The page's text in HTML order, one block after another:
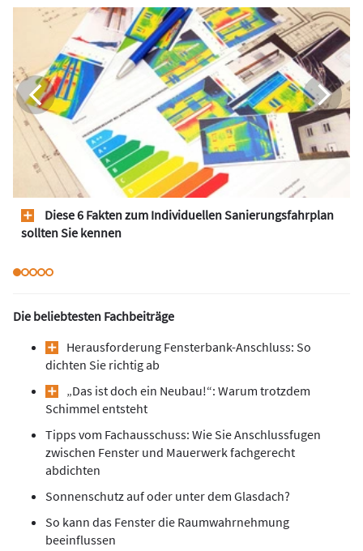
Diese 6 Fakten zum Individuellen Sanierungsfahrplan
sollten Sie kennen
Die beliebtesten Fachbeiträge
Herausforderung Fensterbank-Anschluss: So
dichten Sie richtig ab
„Das ist doch ein Neubau!“: Warum trotzdem
Schimmel entsteht
Tipps vom Fachausschuss: Wie Sie Anschlussfugen
zwischen Fenster und Mauerwerk fachgerecht
abdichten
Sonnenschutz auf oder unter dem Glasdach?
So kann das Fenster die Raumwahrnehmung
beeinflussen